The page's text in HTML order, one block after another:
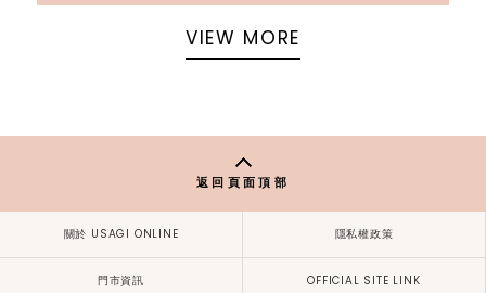
VIEW MORE
返回頁面頂部
關於 USAGI ONLINE 隱私權政策
門市資訊 OFFICIAL SITE LINK